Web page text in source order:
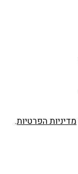
מדיניות הפרטיות.